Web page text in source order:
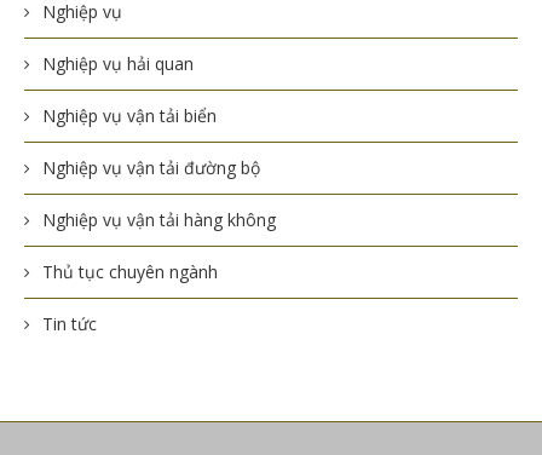
Nghiệp vụ
Nghiệp vụ hải quan
Nghiệp vụ vận tải biển
Nghiệp vụ vận tải đường bộ
Nghiệp vụ vận tải hàng không
Thủ tục chuyên ngành
Tin tức